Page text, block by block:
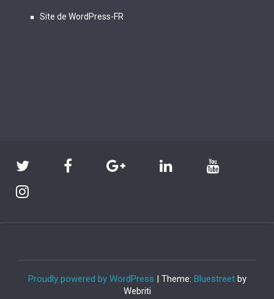
Site de WordPress-FR
Proudly powered by WordPress | Theme: Bluestreetby
Webriti